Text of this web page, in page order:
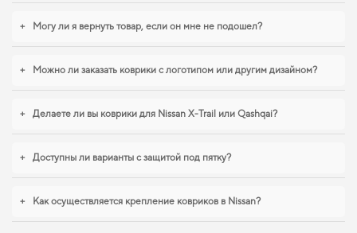
удовольствием продолжим помогать вам заботиться о вашем авто и
рекомендовать продукцию, в надежности которой уверены.
+ Могу ли я вернуть товар, если он мне не подошел?
+ Можно ли заказать коврики с логотипом или другим дизайном?
+ Делаете ли вы коврики для Nissan X-Trail или Qashqai?
+ Доступны ли варианты с защитой под пятку?
+ Как осуществляется крепление ковриков в Nissan?